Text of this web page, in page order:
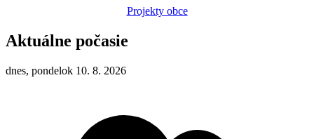
Projekty obce
Aktuálne počasie
dnes, pondelok 10. 8. 2026